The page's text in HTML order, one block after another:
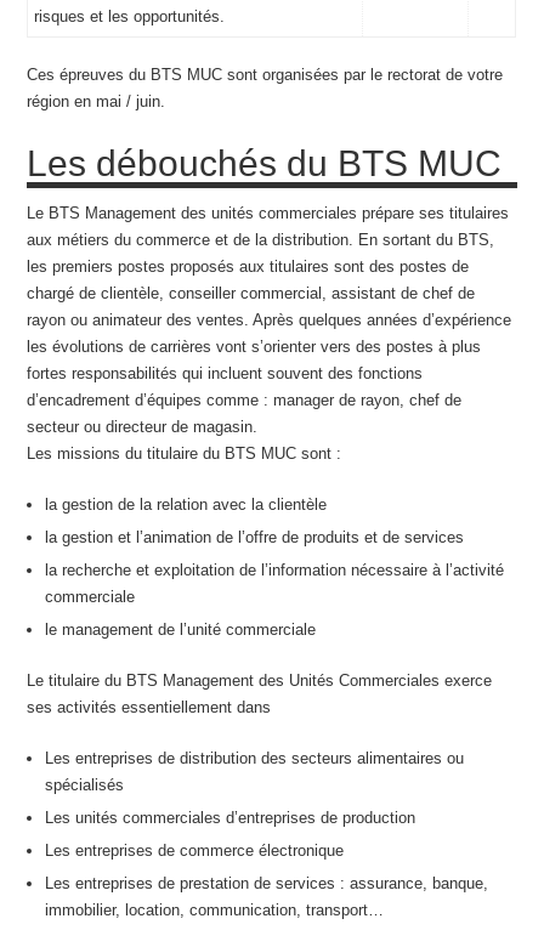
risques et les opportunités.
Ces épreuves du BTS MUC sont organisées par le rectorat de votre
région en mai / juin.
Les débouchés du BTS MUC
Le BTS Management des unités commerciales prépare ses titulaires
aux métiers du commerce et de la distribution. En sortant du BTS,
les premiers postes proposés aux titulaires sont des postes de
chargé de clientèle, conseiller commercial, assistant de chef de
rayon ou animateur des ventes. Après quelques années d’expérience
les évolutions de carrières vont s’orienter vers des postes à plus
fortes responsabilités qui incluent souvent des fonctions
d’encadrement d’équipes comme : manager de rayon, chef de
secteur ou directeur de magasin.
Les missions du titulaire du BTS MUC sont :
la gestion de la relation avec la clientèle
la gestion et l’animation de l’offre de produits et de services
la recherche et exploitation de l’information nécessaire à l’activité
commerciale
le management de l’unité commerciale
Le titulaire du BTS Management des Unités Commerciales exerce
ses activités essentiellement dans
Les entreprises de distribution des secteurs alimentaires ou
spécialisés
Les unités commerciales d’entreprises de production
Les entreprises de commerce électronique
Les entreprises de prestation de services : assurance, banque,
immobilier, location, communication, transport…